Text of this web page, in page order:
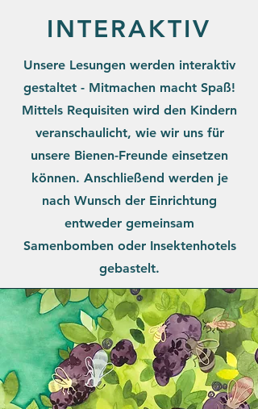
INTERAKTIV
Unsere Lesungen werden interaktiv
gestaltet - Mitmachen macht Spaß!
Mittels Requisiten wird den Kindern
veranschaulicht, wie wir uns für
unsere Bienen-Freunde einsetzen
können. Anschließend werden je
nach Wunsch der Einrichtung
entweder gemeinsam
Samenbomben oder Insektenhotels
gebastelt.